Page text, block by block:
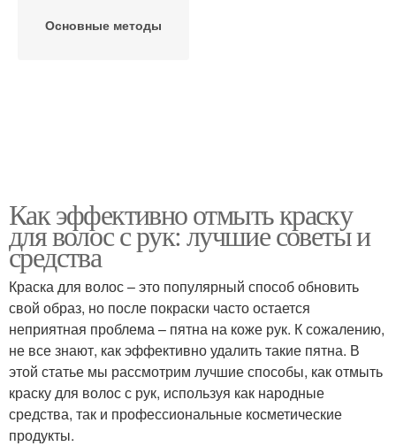
Основные методы
Как эффективно отмыть краску
для волос с рук: лучшие советы и
средства
Краска для волос – это популярный способ обновить
свой образ, но после покраски часто остается
неприятная проблема – пятна на коже рук. К сожалению,
не все знают, как эффективно удалить такие пятна. В
этой статье мы рассмотрим лучшие способы, как отмыть
краску для волос с рук, используя как народные
средства, так и профессиональные косметические
продукты.